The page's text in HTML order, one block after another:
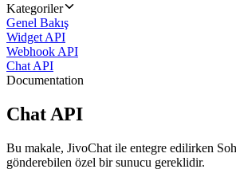
Kategoriler
Genel Bakış
Widget API
Webhook API
Chat API
Documentation
Chat API
Bu makale, JivoChat ile entegre edilirken
gönderebilen özel bir sunucu gereklidir.